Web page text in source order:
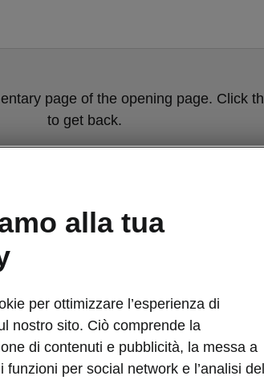
page of the opening page. Click
to get back.
Dettagli
alla tua
per ottimizzare l’esperienza di
nostro sito. Ciò comprende la
di contenuti e pubblicità, la messa a
funzioni per social network e l’analisi del